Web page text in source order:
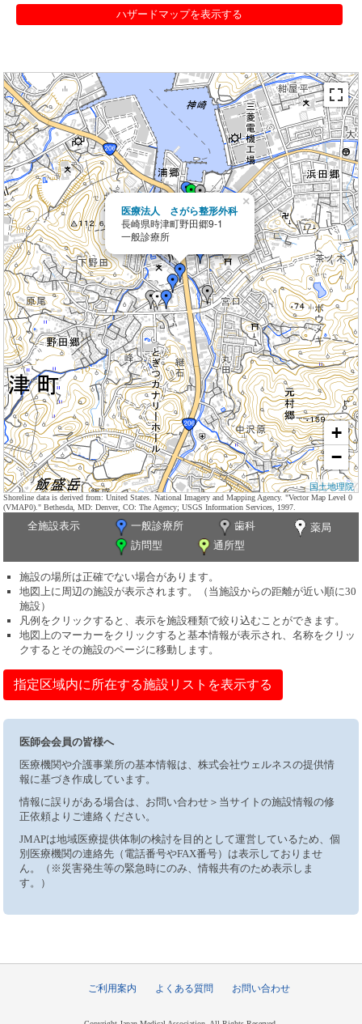
ハザードマップを表示する
医療法人 さがら整形外科
長崎県時津町野田郷9-1
一般診療所
×
+
−
国土地理院
Shoreline data is derived from: United States. National Imagery and Mapping Agency. "Vector Map Level 0
(VMAP0)." Bethesda, MD: Denver, CO: The Agency; USGS Information Services, 1997.
全施設表示 一般診療所 歯科
薬局
訪問型
通所型
施設の場所は正確でない場合があります。
地図上に周辺の施設が表示されます。（当施設からの距離が近い順に30
施設）
凡例をクリックすると、表示を施設種類で絞り込むことができます。
地図上のマーカーをクリックすると基本情報が表示され、名称をクリッ
クするとその施設のページに移動します。
指定区域内に所在する施設リストを表示する
医師会会員の皆様へ
医療機関や介護事業所の基本情報は、株式会社ウェルネスの提供情
報に基づき作成しています。
情報に誤りがある場合は、お問い合わせ＞当サイトの施設情報の修
正依頼よりご連絡ください。
JMAPは地域医療提供体制の検討を目的として運営しているため、個
別医療機関の連絡先（電話番号やFAX番号）は表示しておりませ
ん。（※災害発生等の緊急時にのみ、情報共有のため表示しま
す。）
ご利用案内 よくある質問 お問い合わせ